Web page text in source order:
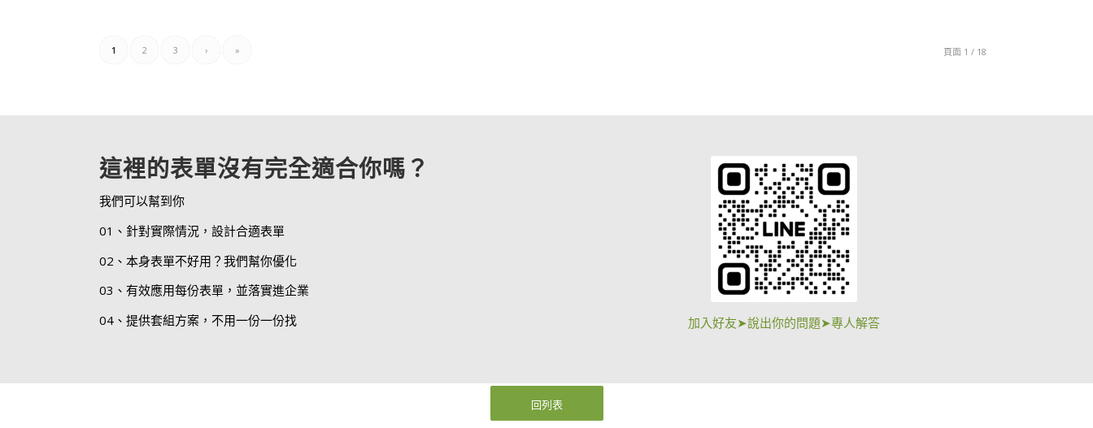
頁面 1 / 18
1 2 3 › »
這裡的表單沒有完全適合你嗎？
我們可以幫到你
01、針對實際情況，設計合適表單
02、本身表單不好用？我們幫你優化
03、有效應用每份表單，並落實進企業
04、提供套組方案，不用一份一份找
加入好友➤說出你的問題➤專人解答
回列表